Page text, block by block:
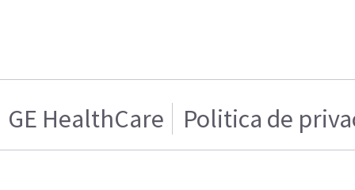
GE HealthCare Politica de